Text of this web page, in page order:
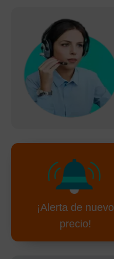
¡Alerta de nuevo
precio!